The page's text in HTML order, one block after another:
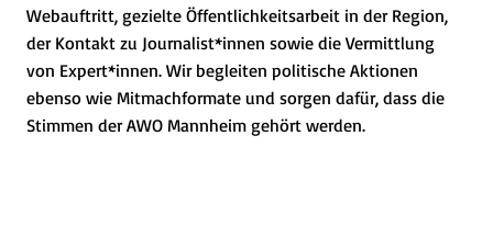
Webauftritt, gezielte Öffentlichkeitsarbeit in der Region,
der Kontakt zu Journalist*innen sowie die Vermittlung
von Expert*innen. Wir begleiten politische Aktionen
ebenso wie Mitmachformate und sorgen dafür, dass die
Stimmen der AWO Mannheim gehört werden.